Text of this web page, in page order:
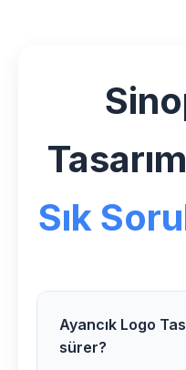
Tasarım
Sık
Ayancık Logo
sürer?